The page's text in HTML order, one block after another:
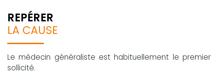
REPÉRER
LA CAUSE
Le médecin généraliste est habituellement le premier
sollicité.